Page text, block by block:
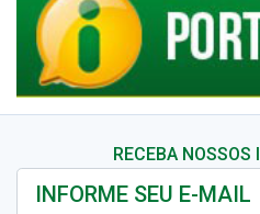
RECEBA NOSSOS